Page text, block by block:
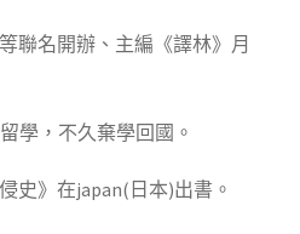
聯名開辦、主編《譯林》月
學，不久棄學回國。
史》在japan(日本)出書。